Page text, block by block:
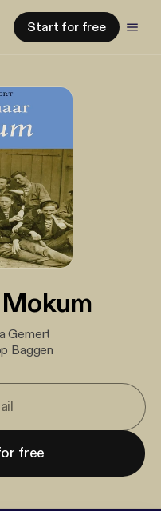
Start for free
Gemert
Baggen
free